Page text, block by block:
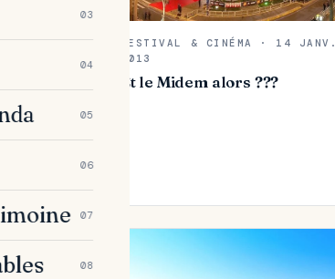
03
04
05
06
07
08
FESTIVAL & CINÉMA · 14 JANV.
2013
Et le Midem alors ???